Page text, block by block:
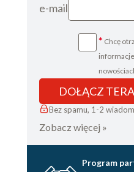
e-mail
* Chcę
DOŁĄCZ
Bez spamu, 1-2
Zobacz więcej »
Program